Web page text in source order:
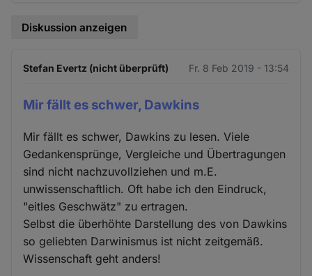
Diskussion anzeigen
Stefan Evertz (nicht überprüft) Fr. 8 Feb 2019 - 13:54
Mir fällt es schwer, Dawkins
Mir fällt es schwer, Dawkins zu lesen. Viele
Gedankensprünge, Vergleiche und Übertragungen
sind nicht nachzuvollziehen und m.E.
unwissenschaftlich. Oft habe ich den Eindruck,
"eitles Geschwätz" zu ertragen.
Selbst die überhöhte Darstellung des von Dawkins
so geliebten Darwinismus ist nicht zeitgemäß.
Wissenschaft geht anders!